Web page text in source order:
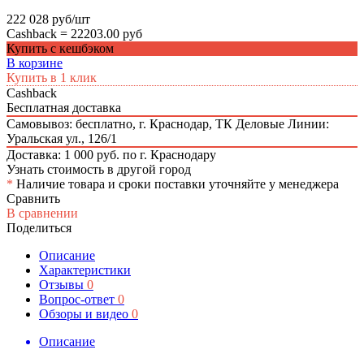
222 028 руб/шт
Cashback = 22203.00 руб
Купить с кешбэком
В корзине
Купить в 1 клик
Cashback
Бесплатная доставка
Самовывоз: бесплатно, г. Краснодар, ТК Деловые Линии:
Уральская ул., 126/1
Доставка: 1 000 руб. по г. Краснодару
Узнать стоимость в другой город
* Наличие товара и сроки поставки уточняйте у менеджера
Сравнить
В сравнении
Поделиться
Описание
Характеристики
Отзывы 0
Вопрос-ответ 0
Обзоры и видео 0
Описание